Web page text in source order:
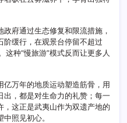
府通过生态修复和限流措施，
阶缓行，在观景台停留不超过
种“慢旅游”模式反而让更多人
万年的地质运动塑造筋骨，用
出，都是对生命力的礼赞；每一
这正是武夷山作为双遗产地的
照见初心。